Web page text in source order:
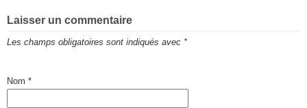
Laisser un commentaire
Les champs obligatoires sont indiqués avec *
Nom *